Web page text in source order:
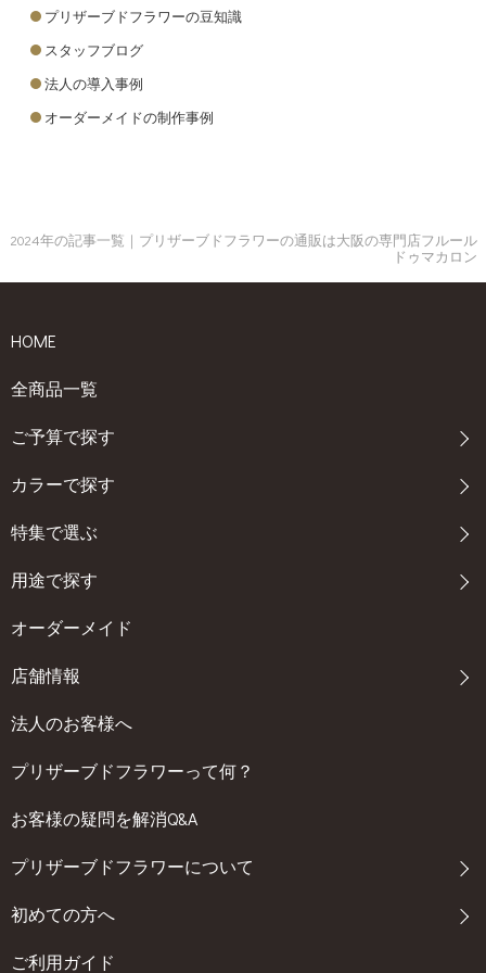
2024年の記事一覧｜プリザーブドフラワーの通販は大阪の専門店フルール
ドゥマカロン
ると、水の吸い上げが良くなり長持ちします。 2. 直射日光を避け
る お花は直射日光や暖房の風を嫌うため、適度な明るさの場所に
楽しむことができます。 3. 栄養剤を使用する 市販の延命剤や、砂
糖と漂白剤を少量加えた水を使うことで、お花の鮮度を保つこと
ます。 2．直射日光に注意 プリザーブドフラワーは生花に特殊加工
を施して着色していますので、直射日光にあたり続けると退色の
d time 小春バスケット まとめ 「いい夫婦の日」に奥様が喜ぶお花
好みや花言葉を意識し、感謝や愛情をしっかりと伝えるお花を選
り一層華やかに演出しましょう。 ぜひ、今年の「いい夫婦の日」
さい。
プリザーブドフラワーの品ぞろえが常時２００種類以上！ フルー
-0013 大阪府大阪市西区新町1-14-41 電話：06-6543-8783 FAX：06-65
43-8784 営業時間：平日9:00～18:00 (土・日・祝休日) メールアド
レス：info@dojimakadan.jp お問い合せフォーム：https://www.dojima
kadan.jp/contact/
作れるのが人気なポイントの一つです。 3. フラワーリース作り 季
節ごとにテーマを変えてリースを作るワークショップも根強い人
一生の思い出になるでしょう。 10月のワークショップのご案内！
に更新しています。お好きな日程を選んでいただき、オンライン
は、内容によって異なりますが、材料費込みで1,500円〜5,000円程
すので、手ぶらでお気軽にご参加ください。 当日の流れ ワーク
スタッフが優しくサポートいたしますので、初めての方でもリ
くある質問 Q. ワークショップは初心者でも参加できますか？ A. は
い！当店のワークショップは初心者の方も大歓迎です。フローリ
加いただけます。 Q. 子供でも参加できますか？ A. 年齢制限は設け
もございます。事前にお問い合わせいただければ、お子様向けの
いのですが可能ですか？ A. 平日の時間枠としましては2名様までは
い。土曜日であれば実施内容にもよりますが3名～5名様まで可能
広い方に楽しんでいただける体験型イベントです。季節を感じな
せんか？当店では、月毎に新しいテーマのワークショップを開催
のワークショップでお会いできることを楽しみにしております！
プリザーブドフラワーの品ぞろえが常時２００種類以上！ フルー
プリザーブドフラワーの豆知識
スタッフブログ
法人の導入事例
オーダーメイドの制作事例
HOME
全商品一覧
ご予算で探す
カラーで探す
特集で選ぶ
用途で探す
オーダーメイド
店舗情報
法人のお客様へ
プリザーブドフラワーって何？
お客様の疑問を解消Q&A
プリザーブドフラワーについて
初めての方へ
ご利用ガイド